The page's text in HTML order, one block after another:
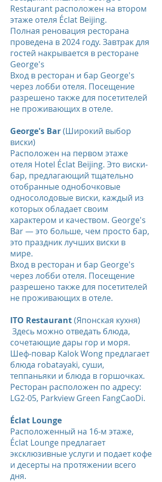
Restaurant расположен на втором
этаже отеля Éclat Beijing.
Полная реновация ресторана
проведена в 2024 году. Завтрак для
гостей накрывается в ресторане
George's
Вход в ресторан и бар George's
через лобби отеля. Посещение
разрешено также для посетителей
не проживающих в отеле.
George's Bar(Широкий выбор
виски)
Расположен на первом этаже
отеля Hotel Éclat Beijing. Это виски-
бар, предлагающий тщательно
отобранные однобочковые
односолодовые виски, каждый из
которых обладает своим
характером и качеством. George's
Bar — это больше, чем просто бар,
это праздник лучших виски в
мире.
Вход в ресторан и бар George's
через лобби отеля. Посещение
разрешено также для посетителей
не проживающих в отеле.
ITO Restaurant(Японская кухня)
Здесь можно отведать блюда,
сочетающие дары гор и моря.
Шеф-повар Kalok Wong предлагает
блюда robatayaki, суши,
теппаньяки и блюда в горшочках.
Ресторан расположен по адресу:
LG2-05, Parkview Green FangCaoDi.
Éclat Lounge
Расположенный на 16-м этаже,
Éclat Lounge предлагает
эксклюзивные услуги и подает кофе
и десерты на протяжении всего
дня.